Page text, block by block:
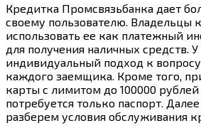
Кредитка Промсвязьбанка дает
своему пользователю. Владельцы
использовать ее как платежный
для получения наличных средств. У
индивидуальный подход к
каждого заемщика. Кроме того,
карты с лимитом до 100000
потребуется только паспорт.
разберем условия обслуживания